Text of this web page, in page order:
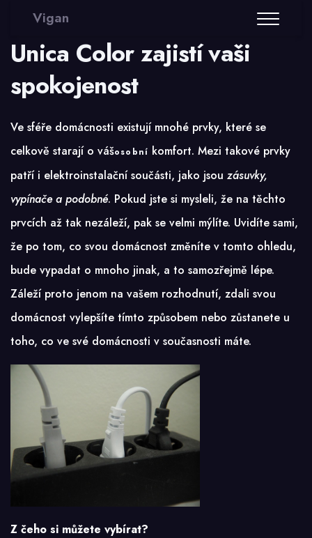
Vigan
Unica Color zajistí vaši
spokojenost
Ve sféře domácnosti existují mnohé prvky, které se
celkově starají o vášosobní komfort. Mezi takové prvky
patří i elektroinstalační součásti, jako jsou zásuvky,
vypínače a podobné. Pokud jste si mysleli, že na těchto
prvcích až tak nezáleží, pak se velmi mýlíte. Uvidíte sami,
že po tom, co svou domácnost změníte v tomto ohledu,
bude vypadat o mnoho jinak, a to samozřejmě lépe.
Záleží proto jenom na vašem rozhodnutí, zdali svou
domácnost vylepšíte tímto způsobem nebo zůstanete u
toho, co ve své domácnosti v současnosti máte.
Z čeho si můžete vybírat?